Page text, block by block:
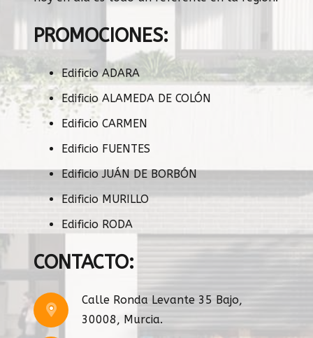
PROMOCIONES:
Edificio ADARA
Edificio ALAMEDA DE COLÓN
Edificio CARMEN
Edificio FUENTES
Edificio JUÁN DE BORBÓN
Edificio MURILLO
Edificio RODA
CONTACTO:
Calle Ronda Levante 35 Bajo,
30008, Murcia.